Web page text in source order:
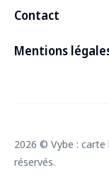
Contact
Mentions
2026 © Vybe : carte
réservés.